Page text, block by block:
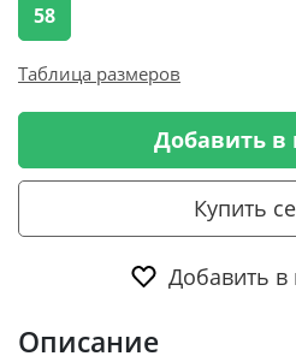
58
Таблица размеров
Добавить в
Купить
Добавить в
Описание